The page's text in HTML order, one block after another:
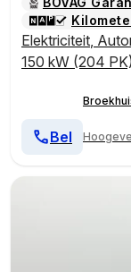
Elektriciteit,
150 kW (204 PK)
Bel